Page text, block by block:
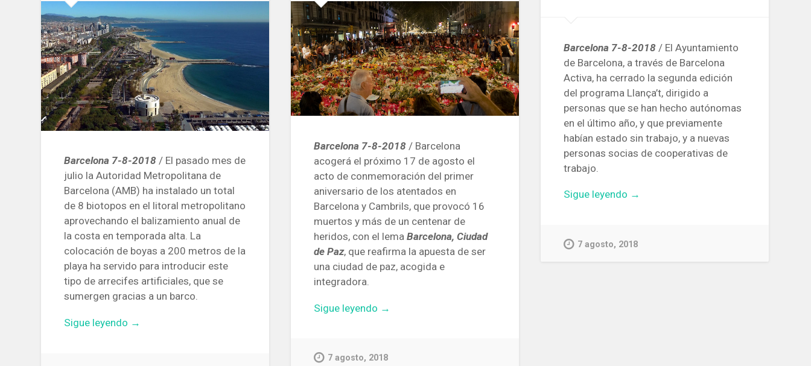
Barcelona 7-8-2018 / El pasado mes de
julio la Autoridad Metropolitana de
Barcelona (AMB) ha instalado un total
de 8 biotopos en el litoral metropolitano
aprovechando el balizamiento anual de
la costa en temporada alta. La
colocación de boyas a 200 metros de la
playa ha servido para introducir este
tipo de arrecifes artificiales, que se
sumergen gracias a un barco.
Sigue leyendo «Instalan
→
Barcelona 7-8-2018 / Barcelona
acogerá el próximo 17 de agosto el
acto de conmemoración del primer
aniversario de los atentados en
Barcelona y Cambrils, que provocó 16
muertos y más de un centenar de
heridos, con el lemaBarcelona, ​​Ciudad
de Paz, que reafirma la apuesta de ser
una ciudad de paz, acogida e
integradora.
Sigue leyendo «Barcelona
las
→
7 agosto, 2018
Barcelona 7-8-2018 / El Ayuntamiento
de Barcelona, ​​a través de Barcelona
Activa, ha cerrado la segunda edición
del programa Llança’t, dirigido a
personas que se han hecho autónomas
en el último año, y que previamente
habían estado sin trabajo, y a nuevas
personas socias de cooperativas de
trabajo.
Sigue leyendo «Casi
solicitan
→
7 agosto, 2018